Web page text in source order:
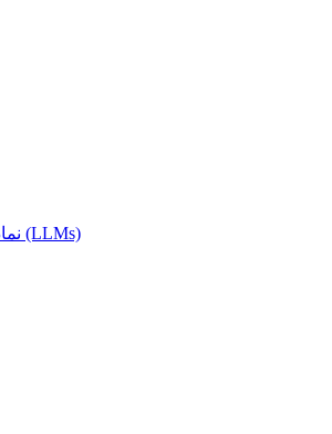
نماذج اللغة الكبيرة (LLMs)